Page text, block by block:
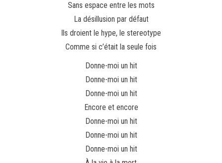
Sans espace entre les mots
La désillusion par défaut
Ils droient le hype, le stereotype
Comme si c’était la seule fois
Donne-moi un hit
Donne-moi un hit
Donne-moi un hit
Encore et encore
Donne-moi un hit
Donne-moi un hit
Donne-moi un hit